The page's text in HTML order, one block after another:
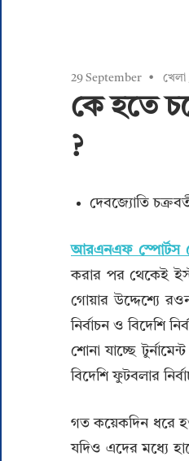
29 September খেলা
কে হতে
?
দেবজ্যোতি
আরএনএফ স্পোর্টস
করার পর থেকেই
গোয়ার উদ্দেশ্যে
নির্বাচন ও বিদেশি
শোনা যাচ্ছে
বিদেশি ফুটবলার
গত কয়েকদিন ধরে
যদিও এদের মধ্যে